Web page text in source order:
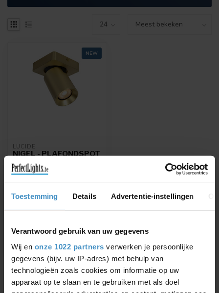
Toestemming Details Advertentie-instellingen
Verantwoord gebruik van uw gegevens
Wij en onze 1022 partners verwerken je persoonlijke
gegevens (bijv. uw IP-adres) met behulp van
technologieën zoals cookies om informatie op uw
apparaat op te slaan en te gebruiken met als doel
NEW
LUCIDE
NIGEL - PLAFONDSPOT
- LED DIM TO WARM -
GU10 - 1X5W
NIGEL - Plafondspot - LED
Dim to warm - GU10 -
Goud / Mes...
€67,95
Toon1-1van 1